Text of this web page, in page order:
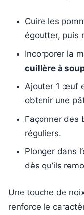
Cuire les
égoutter, puis
Incorporer la
cuillère à
Ajouter 1 œuf
obtenir une
Façonner des
réguliers.
Plonger dans
dès qu’ils
Une touche de
renforce le